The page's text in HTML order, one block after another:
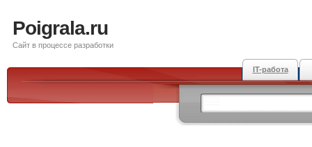
Poigrala.ru
Сайт в процессе разработки
IT-работа